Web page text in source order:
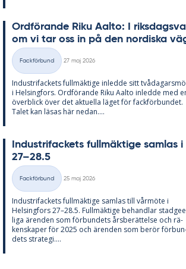
Ord­fö­ran­de Riku Aal­to: I
om vi tar oss in på den nor­dis­ka
Kategorier
Fackförbund
27 maj 2026
In­du­stri­fac­kets full­mäk­ti­ge in­led­de sitt
i Helsing­fors. Ord­fö­ran­de Riku Aal­to in­led­de med
över­blick över det ak­tu­el­la lä­get för fack­för­bun­det.
Ta­let kan lä­sas här ne­dan....
In­du­stri­fac­kets full­mäk­ti­ge sam­las i
27–28.5
Kategorier
Fackförbund
25 maj 2026
In­du­stri­fac­kets full­mäk­ti­ge sam­las till vår­möte i
Helsing­fors 27–28.5. Full­mäk­ti­ge be­hand­lar
li­ga ären­den som för­bun­dets års­be­rät­tel­se och rä­
ken­ska­per för 2025 och ären­den som be­rör
dets stra­te­gi....